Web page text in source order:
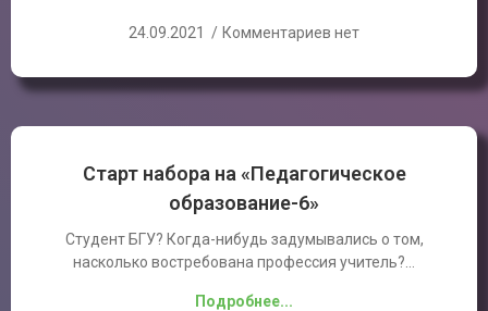
24.09.2021 Комментариев нет
Старт набора на «Педагогическое
образование-6»
Студент БГУ? Когда-нибудь задумывались о том,
насколько востребована профессия учитель?…
Подробнее...